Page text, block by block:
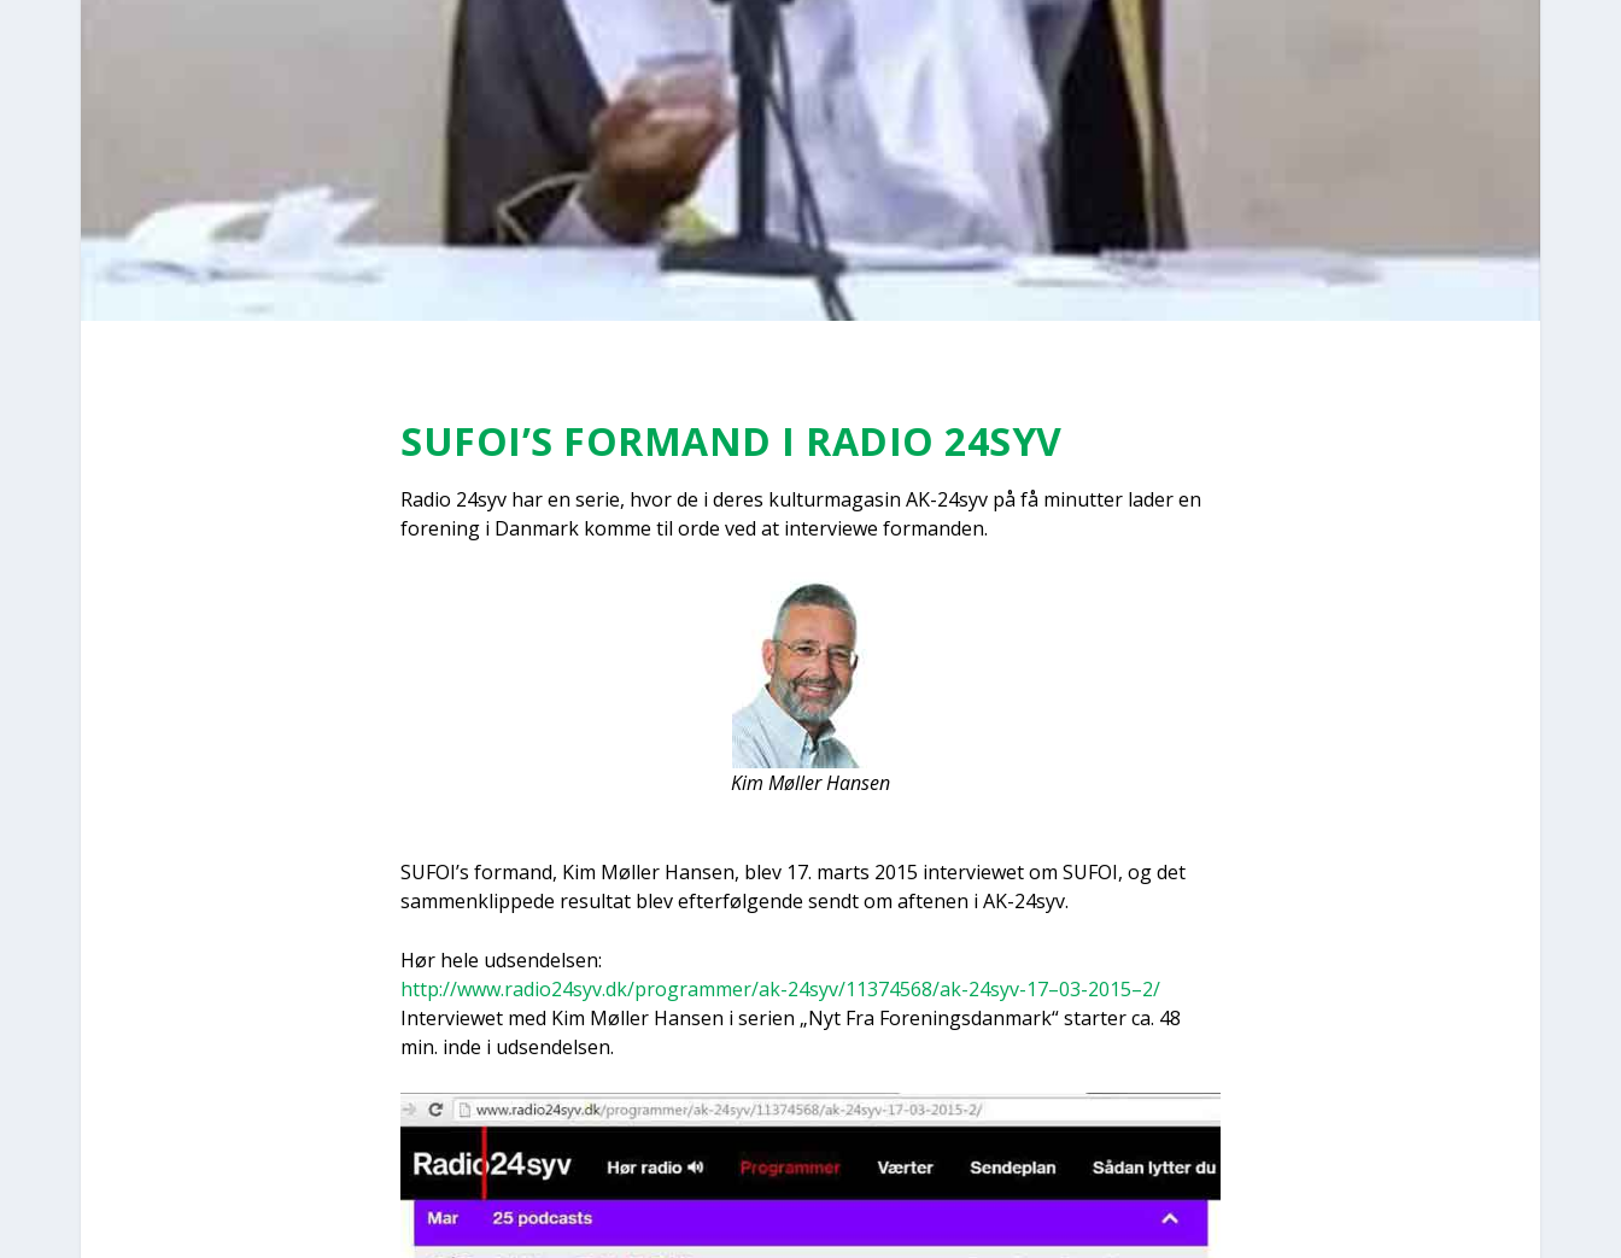
SUFOI’S FOR­MAND I RADIO 24SYV
Radio 24syv har en serie, hvor de i deres kul­tur­ma­ga­sin AK-24syv på få minut­ter lader en
for­e­ning i Dan­mark kom­me til orde ved at inter­viewe for­man­den.
Kim Møl­ler Han­sen
SUFOI’s for­mand, Kim Møl­ler Han­sen, blev 17. marts 2015 inter­viewet om SUFOI, og det
sam­men­klip­pe­de resul­tat blev efter­føl­gen­de sendt om afte­nen i AK-24syv.
Hør hele udsen­del­sen:
http://www.radio24syv.dk/programmer/ak-24syv/11374568/ak-24syv-17–03-2015–2/
Inter­viewet med Kim Møl­ler Han­sen i seri­en „Nyt Fra For­e­nings­dan­mark“ star­ter ca. 48
min. inde i udsen­del­sen.